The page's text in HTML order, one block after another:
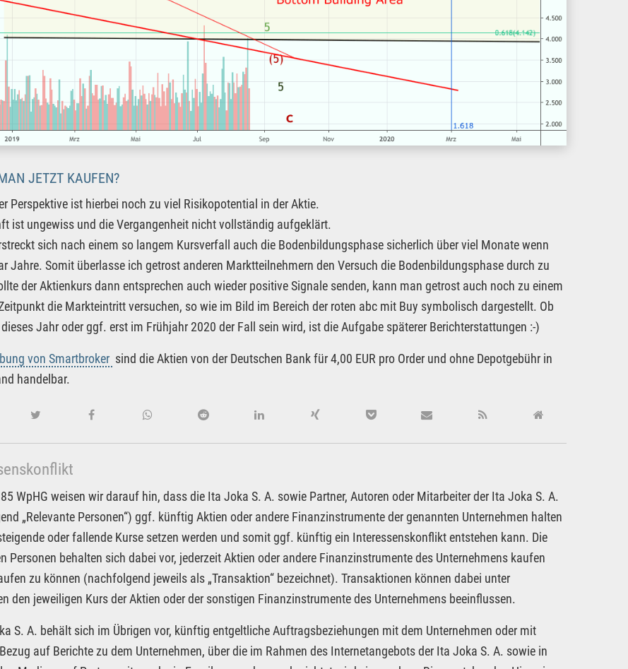
JETZT KAUFEN?
Perspektive ist hierbei noch zu viel Risikopotential in der Aktie.
ist ungewiss und die Vergangenheit nicht vollständig aufgeklärt.
sich nach einem so langem Kursverfall auch die Bodenbildungsphase sicherlich über viel Monate wenn
Jahre. Somit überlasse ich getrost anderen Marktteilnehmern den Versuch die Bodenbildungsphase durch zu
der Aktienkurs dann entsprechen auch wieder positive Signale senden, kann man getrost auch noch zu einem
die Markteintritt versuchen, so wie im Bild im Bereich der roten abc mit Buy symbolisch dargestellt. Ob
Jahr oder ggf. erst im Frühjahr 2020 der Fall sein wird, ist die Aufgabe späterer Berichterstattungen :-)
von Smartbroker sind die Aktien von der Deutschen Bank für 4,00 EUR pro Order und ohne Depotgebühr in
handelbar.
WpHG weisen wir darauf hin, dass die Ita Joka S. A. sowie Partner, Autoren oder Mitarbeiter der Ita Joka S. A.
„Relevante Personen“) ggf. künftig Aktien oder andere Finanzinstrumente der genannten Unternehmen halten
oder fallende Kurse setzen werden und somit ggf. künftig ein Interessenskonflikt entstehen kann. Die
Personen behalten sich dabei vor, jederzeit Aktien oder andere Finanzinstrumente des Unternehmens kaufen
zu können (nachfolgend jeweils als „Transaktion“ bezeichnet). Transaktionen können dabei unter
den jeweiligen Kurs der Aktien oder der sonstigen Finanzinstrumente des Unternehmens beeinflussen.
S. A. behält sich im Übrigen vor, künftig entgeltliche Auftragsbeziehungen mit dem Unternehmen oder mit
auf Berichte zu dem Unternehmen, über die im Rahmen des Internetangebots der Ita Joka S. A. sowie in